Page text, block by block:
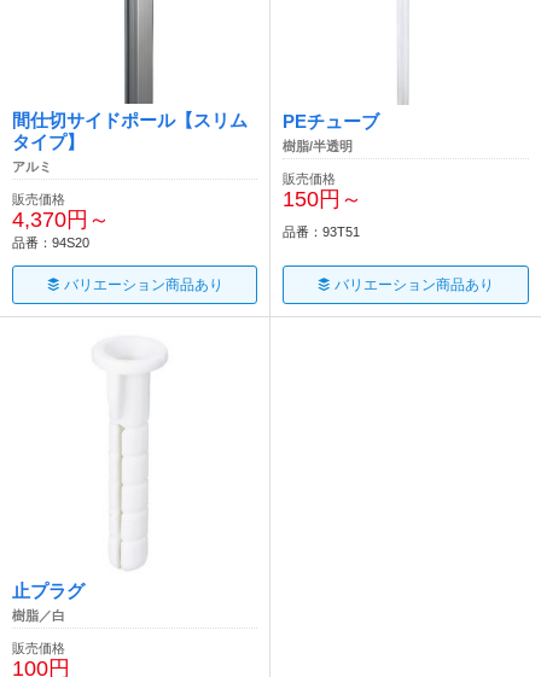
間仕切サイドポール【スリム
タイプ】
アルミ
販売価格
4,370円～
品番：94S20
バリエーション商品あり
PEチューブ
樹脂/半透明
販売価格
150円～
品番：93T51
バリエーション商品あり
止プラグ
樹脂／白
販売価格
100円